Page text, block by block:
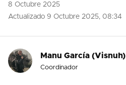
8 Octubre 2025
Actualizado 9 Octubre 2025, 08:34
Manu García (Visnuh)
Coordinador